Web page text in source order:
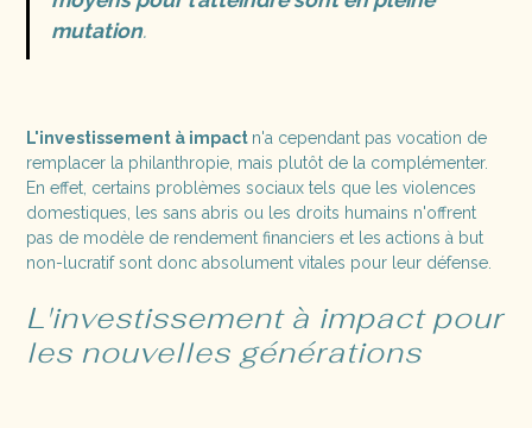
mutation.
L'investissement à impact n'a cependant pas vocation de
remplacer la philanthropie, mais plutôt de la complémenter.
En effet, certains problèmes sociaux tels que les violences
domestiques, les sans abris ou les droits humains n'offrent
pas de modèle de rendement financiers et les actions à but
non-lucratif sont donc absolument vitales pour leur défense.
L'investissement à impact pour
les nouvelles générations